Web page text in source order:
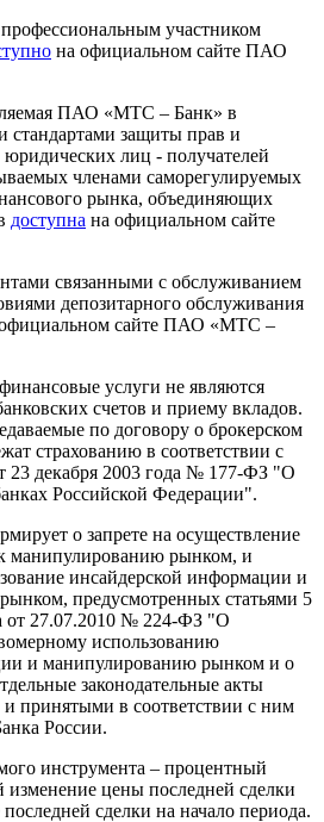
участником
на официальном сайте ПАО
ПАО «МТС – Банк» в
стандартами защиты прав и
лиц - получателей
членами саморегулируемых
рынка, объединяющих
доступна на официальном сайте
связанными с обслуживанием
депозитарного обслуживания
сайте ПАО «МТС –
услуги не являются
счетов и приему вкладов.
по договору о брокерском
страхованию в соответствии с
23 декабря 2003 года № 177-ФЗ "О
Российской Федерации".
о запрете на осуществление
манипулированию рынком, и
инсайдерской информации и
предусмотренных статьями 5
от 27.07.2010 № 224-ФЗ "О
использованию
и манипулированию рынком и о
законодательные акты
принятыми в соответствии с ним
России.
инструмента – процентный
изменение цены последней сделки
сделки на начало периода.